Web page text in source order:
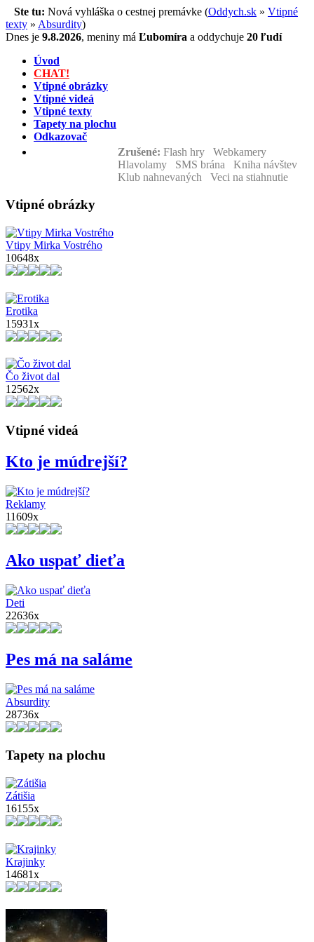
Ste tu: Nová vyhláška o cestnej premávke (Oddych.sk » Vtipné
texty » Absurdity)
Dnes je 9.8.2026, meniny má Ľubomíra a oddychuje 20 ľudí
Úvod
CHAT!
Vtipné obrázky
Vtipné videá
Vtipné texty
Tapety na plochu
Odkazovač
Zrušené: Flash hry Webkamery
Hlavolamy SMS brána Kniha návštev
Klub nahnevaných Veci na stiahnutie
Vtipné obrázky
Vtipy Mirka Vostrého
10648x
Erotika
15931x
Čo život dal
12562x
Vtipné videá
Kto je múdrejší?
Reklamy
11609x
Ako uspať dieťa
Deti
22636x
Pes má na saláme
Absurdity
28736x
Tapety na plochu
Zátišia
16155x
Krajinky
14681x